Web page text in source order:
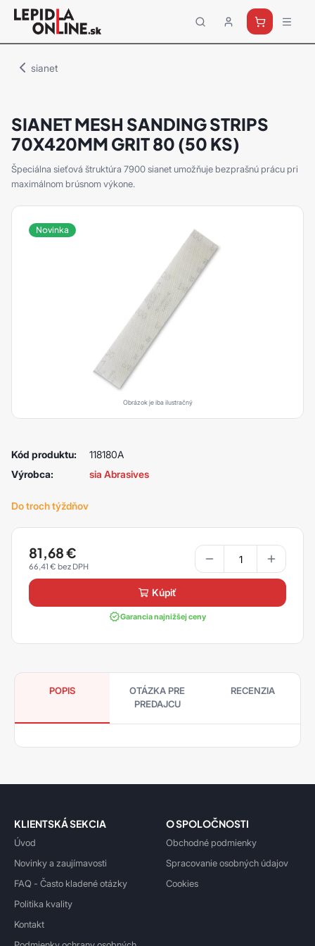
Priemyselné
lepidlá
sianet
SIANET MESH SANDING STRIPS
70X420MM GRIT 80 (50 KS)
Špeciálna sieťová štruktúra 7900 sianet umožňuje bezprašnú prácu pri
maximálnom brúsnom výkone.
Novinka
Obrázok je iba ilustračný
Kód produktu:
118180A
Výrobca:
sia Abrasives
Do troch týždňov
81,68€
66,41 €
kúpiť
Garancia najnižšej ceny
POPIS
OTÁZKA PRE
PREDAJCU
RECENZIA
KLIENTSKÁ SEKCIA
Úvod
Novinky a zaujímavosti
FAQ - Často kladené otázky
Politika kvality
Kontakt
O SPOLOČNOSTI
Obchodné podmienky
Spracovanie osobných údajov
Cookies